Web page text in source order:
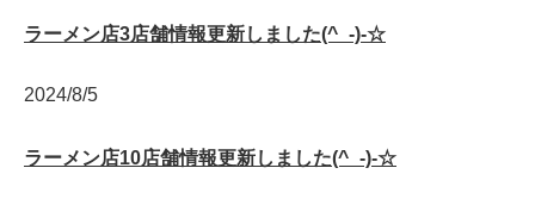
ラーメン店3店舗情報更新しました(^_-)-☆
2024/8/5
ラーメン店10店舗情報更新しました(^_-)-☆